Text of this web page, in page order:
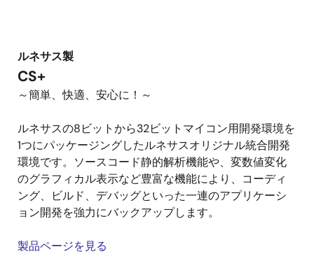
ルネサス製
CS+
～簡単、快適、安心に！～
ルネサスの8ビットから32ビットマイコン用開発環境を
1つにパッケージングしたルネサスオリジナル統合開発
環境です。ソースコード静的解析機能や、変数値変化
のグラフィカル表示など豊富な機能により、コーディ
ング、ビルド、デバッグといった一連のアプリケーシ
ョン開発を強力にバックアップします。
製品ページを見る